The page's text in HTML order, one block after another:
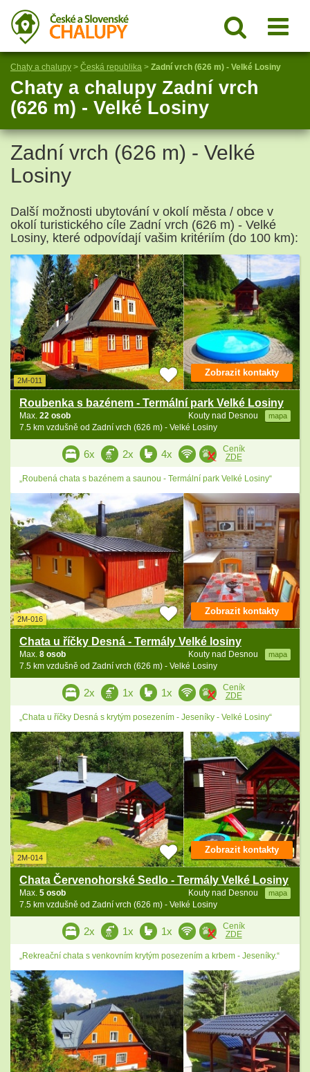
Chaty a chalupy > Česká republika > Zadní vrch (626 m) - Velké Losiny
Chaty a chalupy Zadní vrch
(626 m) - Velké Losiny
Zadní vrch (626 m) - Velké
Losiny
Další možnosti ubytování v okolí města / obce v
okolí turistického cíle Zadní vrch (626 m) - Velké
Losiny, které odpovídají vašim kritériím (do 100 km):
2M-011
Roubenka s bazénem - Termální park Velké Losiny
Kouty nad Desnou mapa
Max. 22 osob
7.5 km vzdušně od Zadní vrch (626 m) - Velké Losiny
Zobrazit kontakty
6x 2x 4x
Ceník
ZDE
„Roubená chata s bazénem a saunou - Termální park Velké Losiny“
2M-016
Chata u říčky Desná - Termály Velké losiny
Kouty nad Desnou mapa
Max. 8 osob
7.5 km vzdušně od Zadní vrch (626 m) - Velké Losiny
Zobrazit kontakty
2x 1x 1x
Ceník
ZDE
„Chata u říčky Desná s krytým posezením - Jeseníky - Velké Losiny“
2M-014
Chata Červenohorské Sedlo - Termály Velké Losiny
Kouty nad Desnou mapa
Max. 5 osob
7.5 km vzdušně od Zadní vrch (626 m) - Velké Losiny
Zobrazit kontakty
2x 1x 1x
Ceník
ZDE
„Rekreační chata s venkovním krytým posezením a krbem - Jeseníky.“